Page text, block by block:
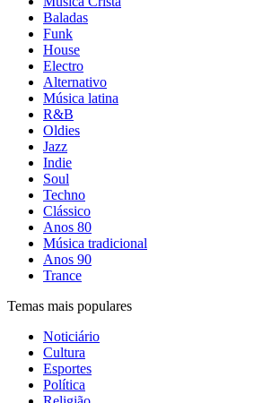
Baladas
Funk
House
Electro
Alternativo
Música latina
R&B
Oldies
Jazz
Indie
Soul
Techno
Clássico
Anos 80
Música tradicional
Anos 90
Trance
Temas mais populares
Noticiário
Cultura
Esportes
Política